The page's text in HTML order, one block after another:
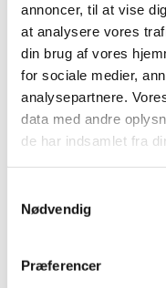
annoncer, til at vise
at analysere vores
din brug af vores
for sociale medier,
analysepartnere.
data med andre
de har indsamlet fra
Nødvendig
Præferencer